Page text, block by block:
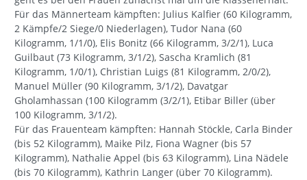
Für das Männerteam kämpften: Julius Kalfier (60 Kilogramm,
2 Kämpfe/2 Siege/0 Niederlagen), Tudor Nana (60
Kilogramm, 1/1/0), Elis Bonitz (66 Kilogramm, 3/2/1), Luca
Guilbaut (73 Kilogramm, 3/1/2), Sascha Kramlich (81
Kilogramm, 1/0/1), Christian Luigs (81 Kilogramm, 2/0/2),
Manuel Müller (90 Kilogramm, 3/1/2), Davatgar
Gholamhassan (100 Kilogramm (3/2/1), Etibar Biller (über
100 Kilogramm, 3/1/2).
Für das Frauenteam kämpften: Hannah Stöckle, Carla Binder
(bis 52 Kilogramm), Maike Pilz, Fiona Wagner (bis 57
Kilogramm), Nathalie Appel (bis 63 Kilogramm), Lina Nädele
(bis 70 Kilogramm), Kathrin Langer (über 70 Kilogramm).